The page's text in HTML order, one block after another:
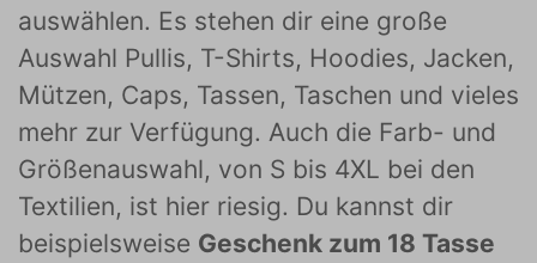
auswählen. Es stehen dir eine große
Auswahl Pullis, T-Shirts, Hoodies, Jacken,
Mützen, Caps, Tassen, Taschen und vieles
mehr zur Verfügung. Auch die Farb- und
Größenauswahl, von S bis 4XL bei den
Textilien, ist hier riesig. Du kannst dir
beispielsweise Geschenk zum 18 Tasse